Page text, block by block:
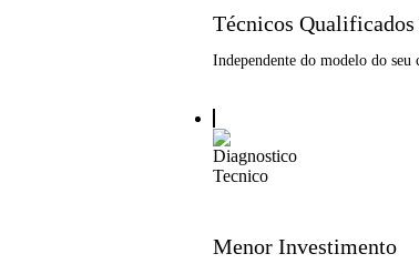
Técnicos
Independente do modelo do seu
Menor Investimento